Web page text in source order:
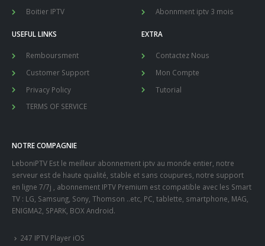
Boitier IPTV
Abonnment iptv 3 mois
USEFUL LINKS
Remboursment
Customer Support
Privacy Policy
TERMS OF SERVICE
EXTRA
Contactez Nous
Mon Compte
Tutorial
NOTRE COMPAGNIE
LeboniPTV Est le meilleur abonnement iptv au monde entier, notre
serveur est de haute qualité, stable et sans coupures, notre support
en ligne 7/7j , abonnement IPTV Premium est compatible avec les Smart
TV : LG, Samsung, Sony, Thomson ..etc, PC, tablette, smartphone, MAG,
ENIGMA2, SPARK, BOX Android.
247 IPTV Player iOS